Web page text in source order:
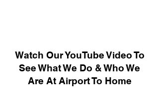
Watch Our YouTube Video To
See What We Do & Who We
Are At Airport To Home